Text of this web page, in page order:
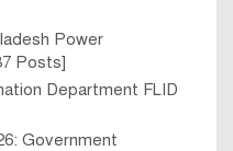
Power
Posts]
Department FLID
Government